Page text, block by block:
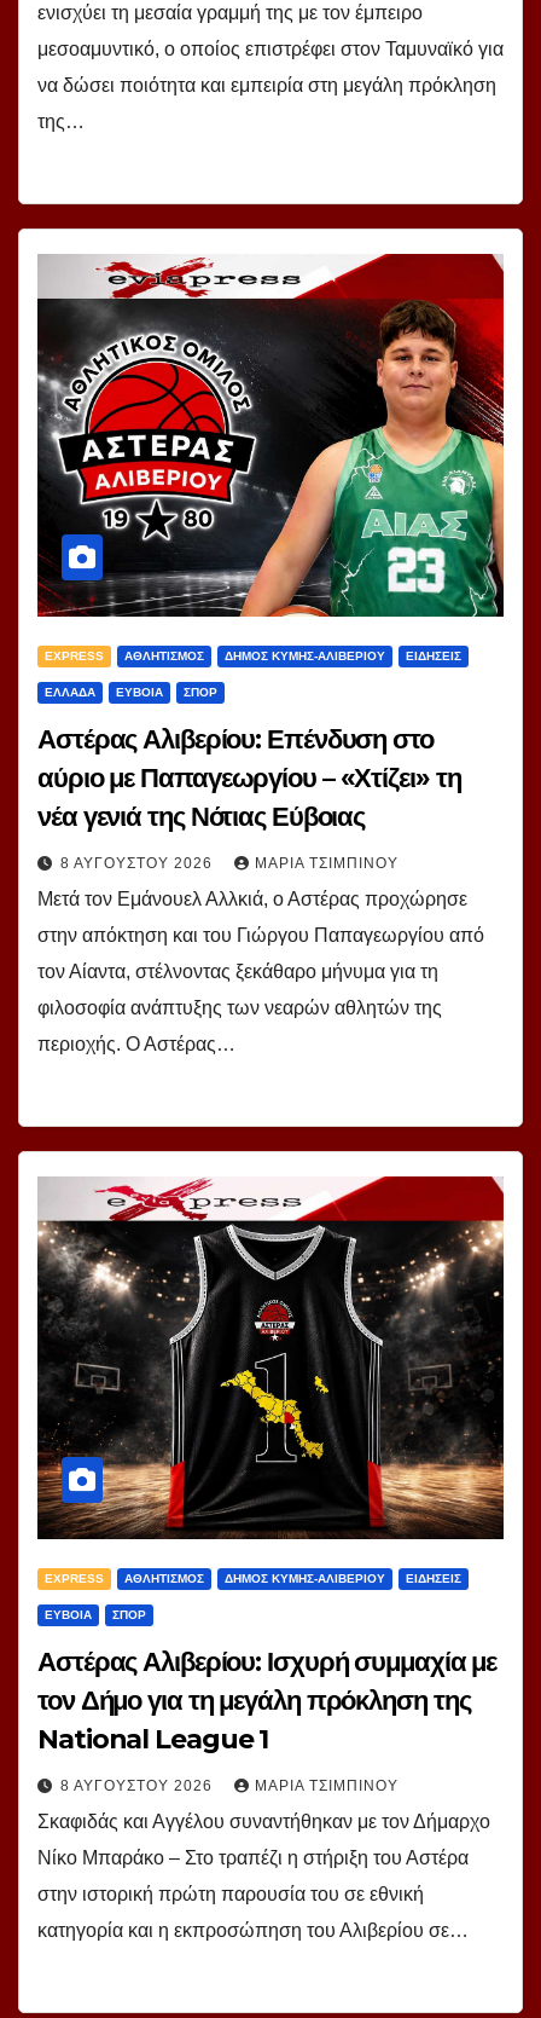
ενισχύει τη μεσαία γραμμή της με τον έμπειρο
μεσοαμυντικό, ο οποίος επιστρέφει στον Ταμυναϊκό για
να δώσει ποιότητα και εμπειρία στη μεγάλη πρόκληση
της…
EXPRESS ΑΘΛΗΤΙΣΜΟΣ ΔΗΜΟΣ ΚΥΜΗΣ-ΑΛΙΒΕΡΙΟΥ ΕΙΔΗΣΕΙΣ
ΕΛΛΑΔΑ ΕΥΒΟΙΑ ΣΠΟΡ
Αστέρας Αλιβερίου: Επένδυση στο
αύριο με Παπαγεωργίου – «Χτίζει» τη
νέα γενιά της Νότιας Εύβοιας
8 ΑΥΓΟΎΣΤΟΥ 2026 ΜΑΡΊΑ ΤΣΙΜΠΙΝΟΎ
Μετά τον Εμάνουελ Αλλκιά, ο Αστέρας προχώρησε
στην απόκτηση και του Γιώργου Παπαγεωργίου από
τον Αίαντα, στέλνοντας ξεκάθαρο μήνυμα για τη
φιλοσοφία ανάπτυξης των νεαρών αθλητών της
περιοχής. Ο Αστέρας…
EXPRESS ΑΘΛΗΤΙΣΜΟΣ ΔΗΜΟΣ ΚΥΜΗΣ-ΑΛΙΒΕΡΙΟΥ ΕΙΔΗΣΕΙΣ
ΕΥΒΟΙΑ ΣΠΟΡ
Αστέρας Αλιβερίου: Ισχυρή συμμαχία με
τον Δήμο για τη μεγάλη πρόκληση της
National League 1
8 ΑΥΓΟΎΣΤΟΥ 2026 ΜΑΡΊΑ ΤΣΙΜΠΙΝΟΎ
Σκαφιδάς και Αγγέλου συναντήθηκαν με τον Δήμαρχο
Νίκο Μπαράκο – Στο τραπέζι η στήριξη του Αστέρα
στην ιστορική πρώτη παρουσία του σε εθνική
κατηγορία και η εκπροσώπηση του Αλιβερίου σε…